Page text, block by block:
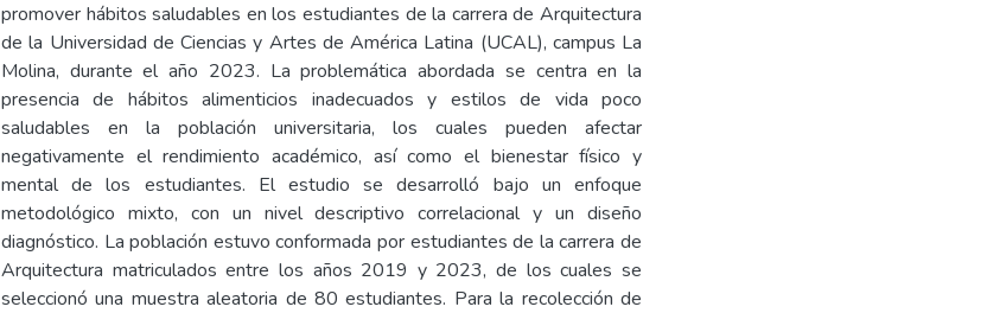
promover hábitos saludables en los estudiantes de la carrera de Arquitectura
de la Universidad de Ciencias y Artes de América Latina (UCAL), campus La
Molina, durante el año 2023. La problemática abordada se centra en la
presencia de hábitos alimenticios inadecuados y estilos de vida poco
saludables en la población universitaria, los cuales pueden afectar
negativamente el rendimiento académico, así como el bienestar físico y
mental de los estudiantes. El estudio se desarrolló bajo un enfoque
metodológico mixto, con un nivel descriptivo correlacional y un diseño
diagnóstico. La población estuvo conformada por estudiantes de la carrera de
Arquitectura matriculados entre los años 2019 y 2023, de los cuales se
seleccionó una muestra aleatoria de 80 estudiantes. Para la recolección de